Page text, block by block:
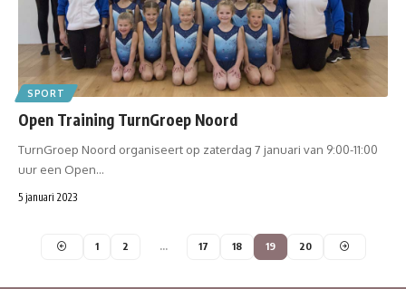
SPORT
Open Training TurnGroep Noord
TurnGroep Noord organiseert op zaterdag 7 januari van 9:00-11:00
uur een Open…
5 januari 2023
1 2 … 17 18 19 20